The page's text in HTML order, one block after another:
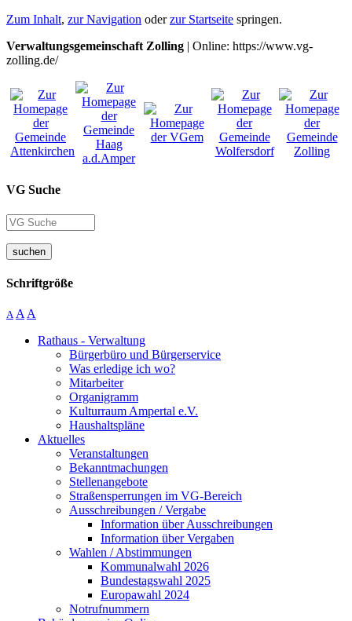
Zum Inhalt, zur Navigation oderzur Startseite springen.
Verwaltungsgemeinschaft Zolling | Online: https://www.vg-
zolling.de/
VG Suche
suchen
Schriftgröße
A A A
Rathaus - Verwaltung
Bürgerbüro und Bürgerservice
Was erledige ich wo?
Mitarbeiter
Organigramm
Kulturraum Ampertal e.V.
Haushaltspläne
Aktuelles
Veranstaltungen
Bekanntmachungen
Stellenangebote
Straßensperrungen im VG-Bereich
Ausschreibungen / Vergabe
Information über Ausschreibungen
Information über Vergaben
Wahlen / Abstimmungen
Kommunalwahl 2026
Bundestagswahl 2025
Europawahl 2024
Notrufnummern